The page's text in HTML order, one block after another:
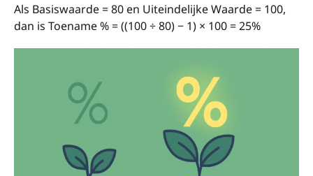
Als Basiswaarde = 80 en Uiteindelijke Waarde = 100,
dan is Toename % = ((100 ÷ 80) − 1) × 100 = 25%